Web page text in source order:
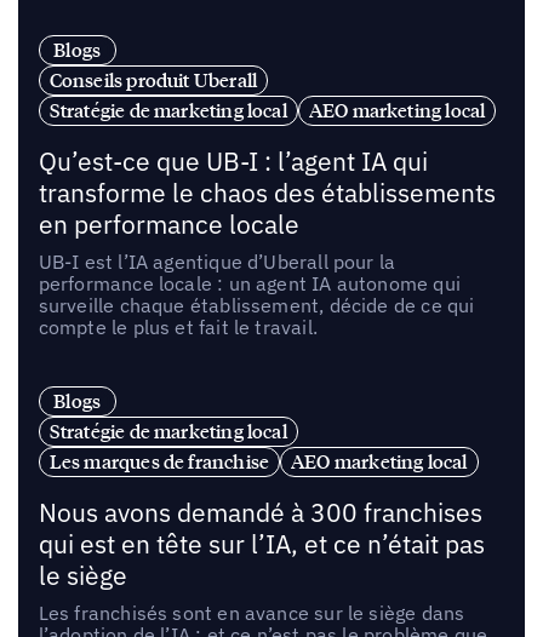
Blogs
Conseils produit Uberall
Stratégie de marketing local
AEO marketing local
Qu’est-ce que UB-I : l’agent IA qui
transforme le chaos des établissements
en performance locale
UB-I est l’IA agentique d’Uberall pour la
performance locale : un agent IA autonome qui
surveille chaque établissement, décide de ce qui
compte le plus et fait le travail.
Blogs
Stratégie de marketing local
Les marques de franchise
AEO marketing local
Nous avons demandé à 300 franchises
qui est en tête sur l’IA, et ce n’était pas
le siège
Les franchisés sont en avance sur le siège dans